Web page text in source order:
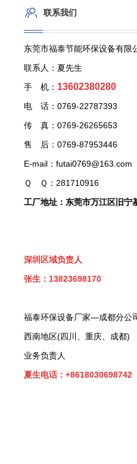
联系我们
东莞市福泰节能环保设备有限
联系人：夏先生
手 机： 13602380280
电 话：0769-22787393
传 真：0769-26265653
售 后：0769-87953446
E-mail：futai0769@163.com
Ｑ Ｑ：281710916
工厂地址：东莞市万江区旧宁
深圳区域负责人
张生：13823698170
福泰环保设备厂家—成都分公
西南地区(四川、重庆、成都)
业务负责人
夏生电话：+8618030698742